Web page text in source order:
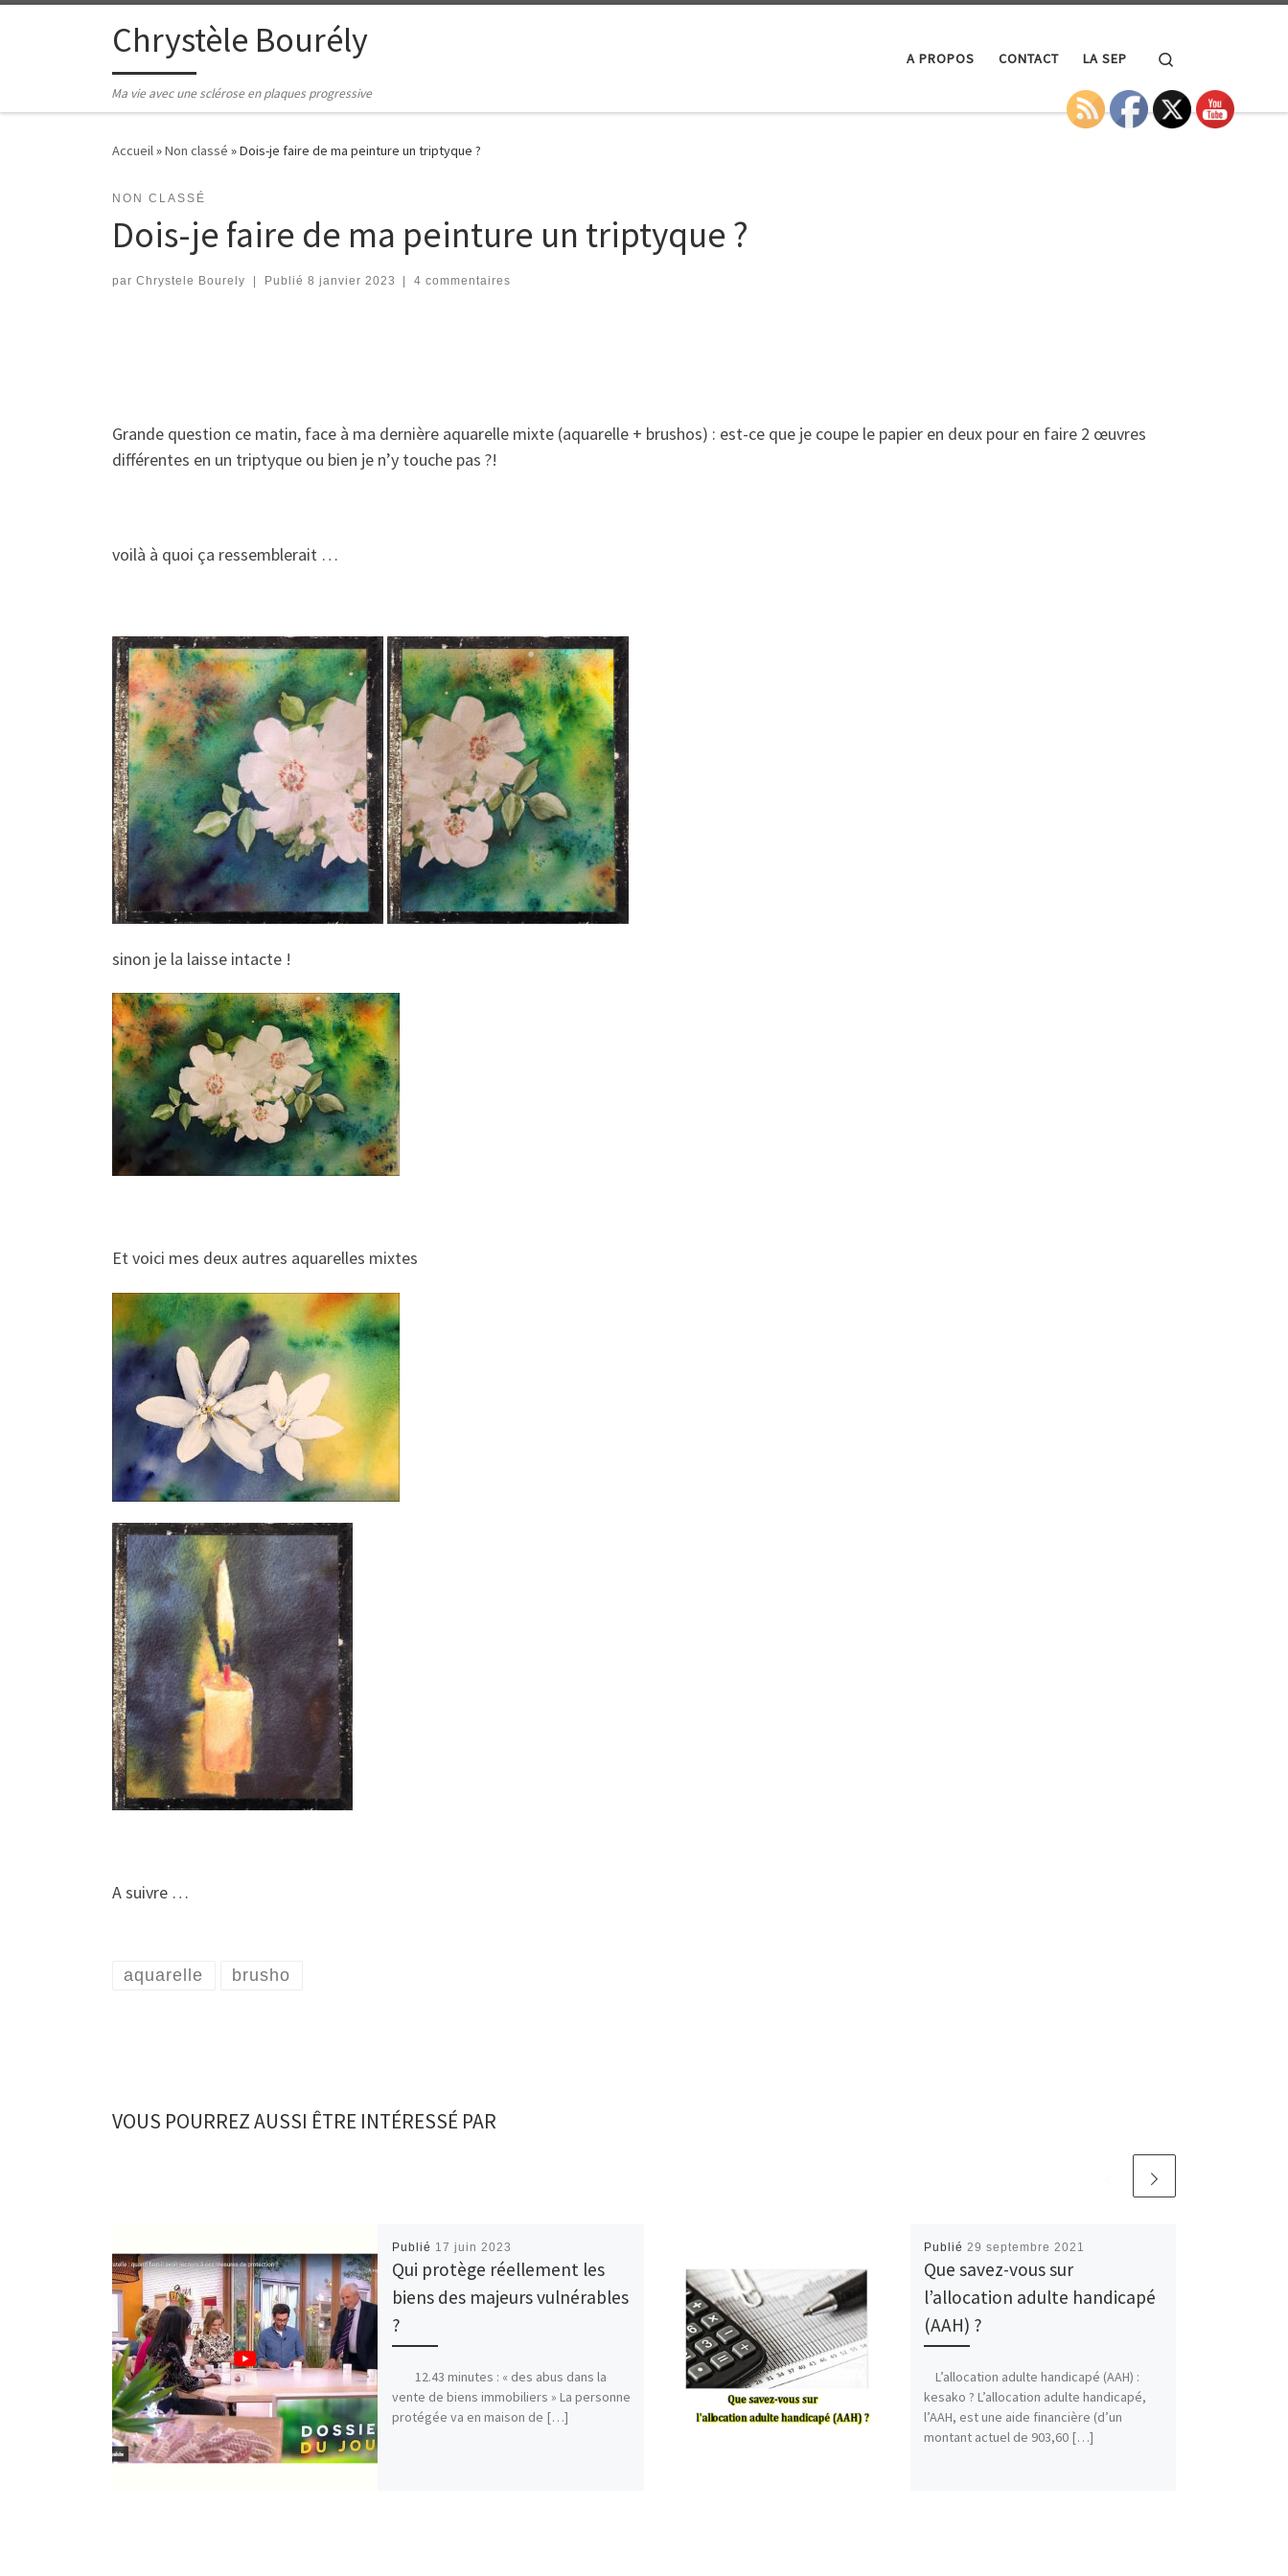
Passer au contenuChrystèle Bourély
Ma vie avec une sclérose en plaques progressive
A PROPOS CONTACT LA SEP
Accueil»Non classé »Dois-je faire de ma peinture un triptyque ?
NON CLASSÉ
Dois-je faire de ma peinture un triptyque ?
par Chrystele Bourely Publié 8 janvier 2023 4 commentaires
Grande question ce matin, face à ma dernière aquarelle mixte (aquarelle + brushos) : est-ce que je coupe le papier en deux pour en faire 2 œuvres
différentes en un triptyque ou bien je n’y touche pas ?!
voilà à quoi ça ressemblerait …
sinon je la laisse intacte !
Et voici mes deux autres aquarelles mixtes
A suivre …
aquarelle brusho
VOUS POURREZ AUSSI ÊTRE INTÉRESSÉ PAR
Publié 17 juin 2023
Qui protège réellement les
biens des majeurs vulnérables
?
12.43 minutes : « des abus dans la
vente de biens immobiliers » La personne
protégée va en maison de […]
Publié 29 septembre 2021
Que savez-vous sur
l’allocation adulte handicapé
(AAH) ?
L’allocation adulte handicapé (AAH) :
kesako ? L’allocation adulte handicapé,
l’AAH, est une aide financière (d’un
montant actuel de 903,60 […]